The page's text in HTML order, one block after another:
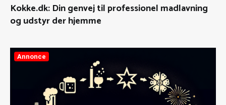
Kokke.dk: Din genvej til professionel madlavning
og udstyr der hjemme
Annonce